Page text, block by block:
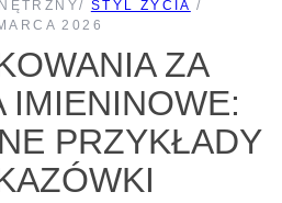
/ STYL ŻYCIA /
2026
ZA
IMIENINOWE:
PRZYKŁADY